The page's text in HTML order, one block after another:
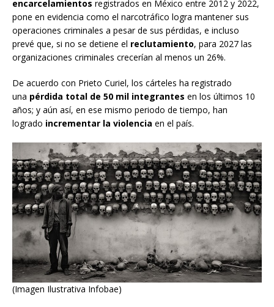
encarcelamientos registrados en México entre 2012 y 2022,
pone en evidencia como el narcotráfico logra mantener sus
operaciones criminales a pesar de sus pérdidas, e incluso
prevé que, si no se detiene el reclutamiento, para 2027 las
organizaciones criminales crecerían al menos un 26%.
De acuerdo con Prieto Curiel, los cárteles ha registrado
una pérdida total de 50 mil integrantes en los últimos 10
años; y aún así, en ese mismo periodo de tiempo, han
logrado incrementar la violencia en el país.
(Imagen Ilustrativa Infobae)